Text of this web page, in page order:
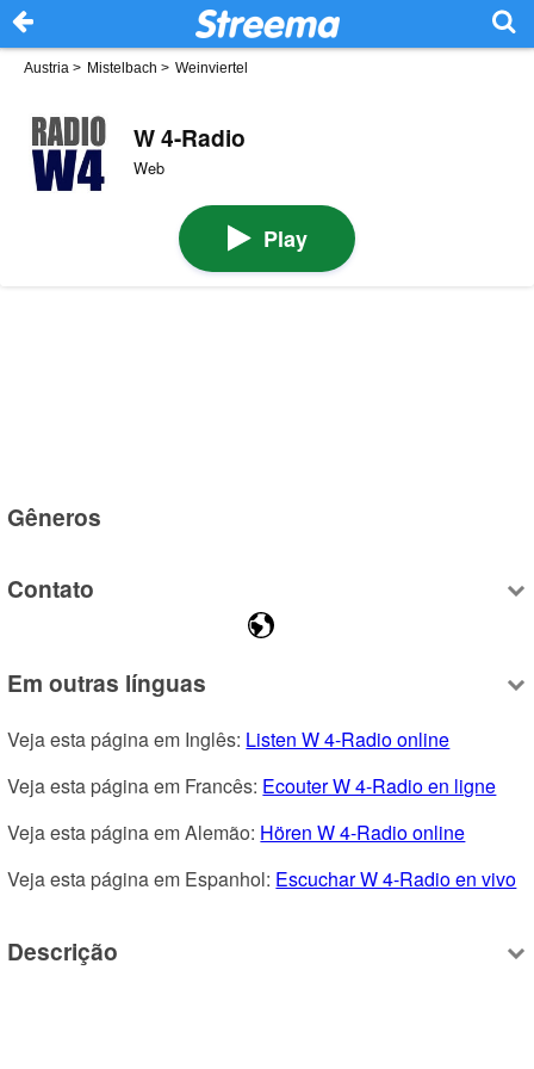
Austria > Mistelbach > Weinviertel
W 4-Radio
Web
Play
Gêneros
Contato
Em outras línguas
Veja esta página em Inglês: Listen W 4-Radio online
Veja esta página em Francês: Ecouter W 4-Radio en ligne
Veja esta página em Alemão: Hören W 4-Radio online
Veja esta página em Espanhol: Escuchar W 4-Radio en vivo
Descrição